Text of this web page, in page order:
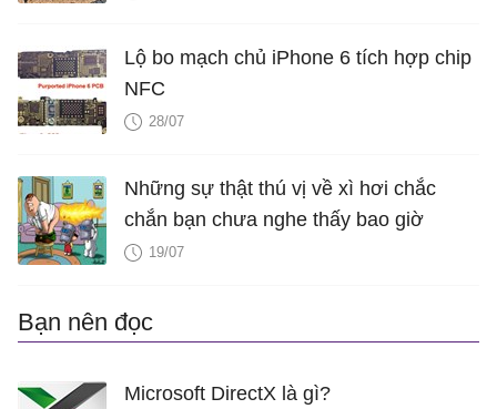
Lộ bo mạch chủ iPhone 6 tích hợp chip
NFC
28/07
Những sự thật thú vị về xì hơi chắc
chắn bạn chưa nghe thấy bao giờ
19/07
Bạn nên đọc
Microsoft DirectX là gì?